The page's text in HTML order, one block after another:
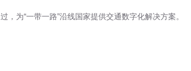
为“一带一路”沿线国家提供交通数字化解决方案。